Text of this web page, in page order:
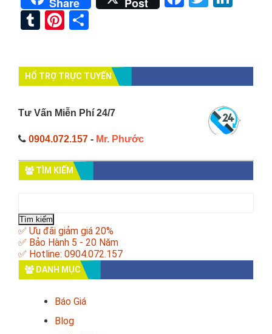
TumblrPinterest
HỔ TRỢ TRỰC TUYẾN
Tư Vấn Miễn Phí 24/7
0904.072.157 - Mr. Phước
TÌM KIẾM
cho:
✅ Ưu đãi giảm giá 20%
✅ Bảo Hành 5 - 20 Năm
✅ Hotline: 0904.072.157
DANH MỤC
Báo Giá
Blog